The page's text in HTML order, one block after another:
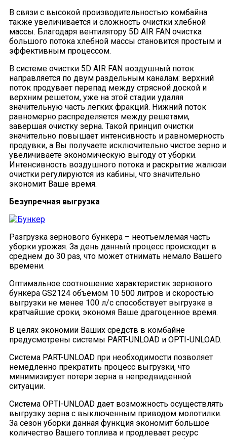
В связи с высокой производительностью комбайна
также увеличивается и сложность очистки хлебной
массы. Благодаря вентилятору 5D AIR FAN очистка
большого потока хлебной массы становится простым и
эффективным процессом.
В системе очистки 5D AIR FAN воздушный поток
направляется по двум раздельным каналам: верхний
поток продувает перепад между стрясной доской и
верхним решетом, уже на этой стадии удаляя
значительную часть легких фракций. Нижний поток
равномерно распределяется между решетами,
завершая очистку зерна. Такой принцип очистки
значительно повышает интенсивность и равномерность
продувки, а Вы получаете исключительно чистое зерно и
увеличиваете экономическую выгоду от уборки.
Интенсивность воздушного потока и раскрытие жалюзи
очистки регулируются из кабины, что значительно
экономит Ваше время.
Безупречная выгрузка
Разгрузка зернового бункера – неотъемлемая часть
уборки урожая. За день данный процесс происходит в
среднем до 30 раз, что может отнимать немало Вашего
времени.
Оптимальное соотношение характеристик зернового
бункера GS2124 объемом 10 500 литров и скоростью
выгрузки не менее 100 л/с способствует выгрузке в
кратчайшие сроки, экономя Ваше драгоценное время.
В целях экономии Ваших средств в комбайне
предусмотрены системы PART-UNLOAD и OPTI-UNLOAD.
Система PART-UNLOAD при необходимости позволяет
немедленно прекратить процесс выгрузки, что
минимизирует потери зерна в непредвиденной
ситуации.
Система OPTI-UNLOAD дает возможность осуществлять
выгрузку зерна с выключенным приводом молотилки.
За сезон уборки данная функция экономит большое
количество Вашего топлива и продлевает ресурс